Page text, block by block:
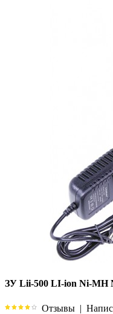
ЗУ Lii-500 LI-ion Ni-MH
Отзывы |